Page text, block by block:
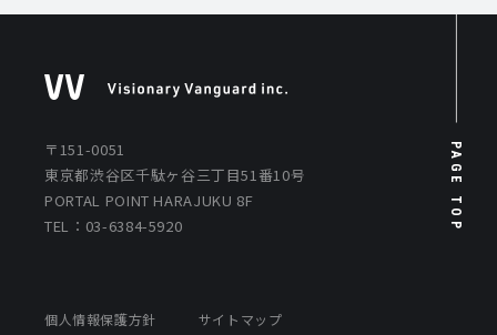
PAGE TOP
〒151-0051
東京都渋谷区千駄ヶ谷三丁目51番10号
PORTAL POINT HARAJUKU 8F
TEL：03-6384-5920
個人情報保護方針 サイトマップ